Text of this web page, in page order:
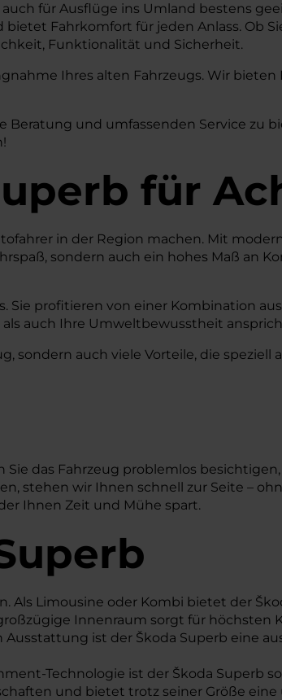
für Ausflüge ins Umland bestens
Fahrkomfort für jeden Anlass. Ob
Funktionalität und Sicherheit.
Ihres alten Fahrzeugs. Wir bieten
und umfassenden Service zu
für
in der Region machen. Mit
sondern auch ein hohes Maß an
Sie profitieren von einer Kombination
auch Ihre Umweltbewusstheit
sondern auch viele Vorteile, die speziell
das Fahrzeug problemlos
stehen wir Ihnen schnell zur Seite –
Ihnen Zeit und Mühe spart.
Als Limousine oder Kombi bietet der
Innenraum sorgt für höchsten
ist der Škoda Superb eine
Technologie ist der Škoda Superb
und bietet trotz seiner Größe eine